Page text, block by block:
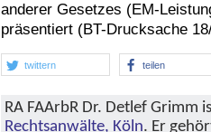
anderer Gesetzes (EM-
präsentiert (BT-Drucksache
twittern teilen
RA FAArbR Dr. Detlef Grimm
Rechtsanwälte, Köln. Er